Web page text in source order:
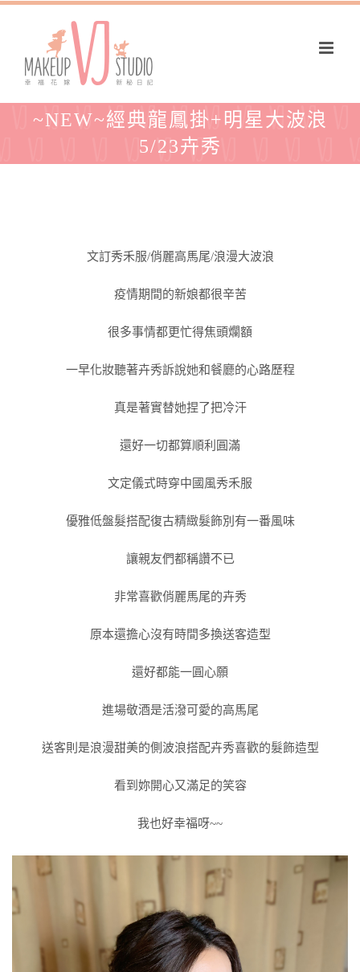
~NEW~經典龍鳳掛+明星大波浪
5/23卉秀
文訂秀禾服/俏麗高馬尾/浪漫大波浪
疫情期間的新娘都很辛苦
很多事情都更忙得焦頭爛額
一早化妝聽著卉秀訴說她和餐廳的心路歷程
真是著實替她捏了把冷汗
還好一切都算順利圓滿
文定儀式時穿中國風秀禾服
優雅低盤髮搭配復古精緻髮飾別有一番風味
讓親友們都稱讚不已
非常喜歡俏麗馬尾的卉秀
原本還擔心沒有時間多換送客造型
還好都能一圓心願
進場敬酒是活潑可愛的高馬尾
送客則是浪漫甜美的側波浪搭配卉秀喜歡的髮飾造型
看到妳開心又滿足的笑容
我也好幸福呀~~